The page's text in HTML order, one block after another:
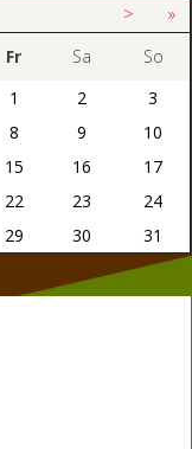
> »
Fr Sa
So
1 2
3
8 9
10
15 16
17
22 23
24
29 30 31